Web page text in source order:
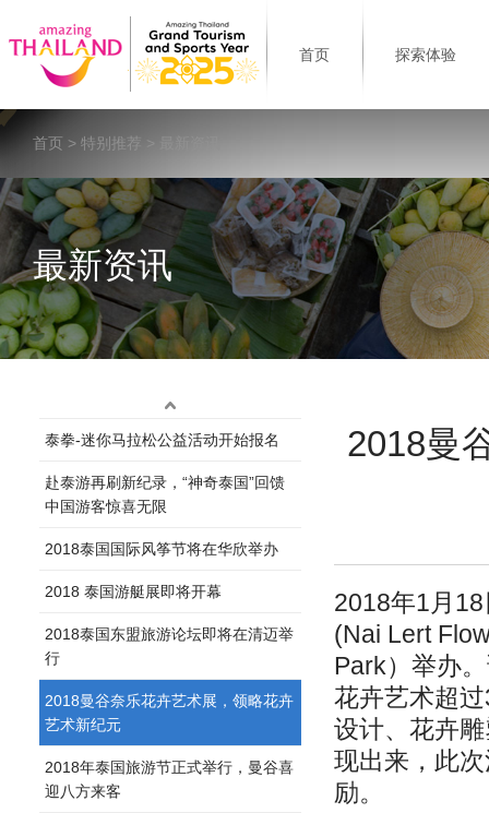
首页 探索体验
首页 > 特别推荐 > 最新资讯
最新资讯
泰拳-迷你马拉松公益活动开始报名
赴泰游再刷新纪录，“神奇泰国”回馈
中国游客惊喜无限
2018泰国国际风筝节将在华欣举办
2018 泰国游艇展即将开幕
2018泰国东盟旅游论坛即将在清迈举
行
2018曼谷奈乐花卉艺术展，领略花卉
艺术新纪元
2018年泰国旅游节正式举行，曼谷喜
迎八方来客
2018曼
2018年1月
(Nai Lert
Park）举办
花卉艺术超
设计、花卉
现出来，此
励。